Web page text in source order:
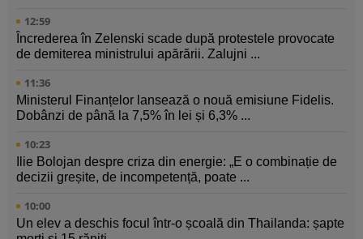
12:59
Încrederea în Zelenski scade după protestele provocate
de demiterea ministrului apărării. Zalujni ...
11:36
Ministerul Finanțelor lansează o nouă emisiune Fidelis.
Dobânzi de până la 7,5% în lei și 6,3% ...
10:23
Ilie Bolojan despre criza din energie: „E o combinație de
decizii greșite, de incompetență, poate ...
10:00
Un elev a deschis focul într-o școală din Thailanda: șapte